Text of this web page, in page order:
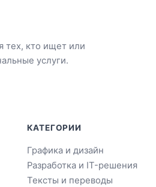
тех, кто ищет или
услуги.
КАТЕГОРИИ
Графика и дизайн
Разработка и IT-решения
Тексты и переводы